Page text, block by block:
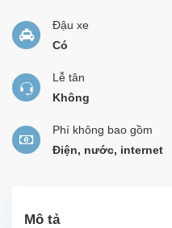
Đậu xe
Có
Lễ tân
Không
Phí không bao gồm
Điện, nước, internet
Mô tả